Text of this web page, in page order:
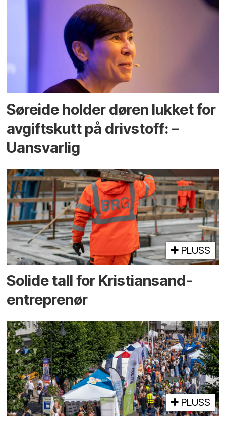
Søreide holder døren lukket for
avgiftskutt på drivstoff: –
Uansvarlig
PLUSS
Solide tall for Kristiansand-
entreprenør
PLUSS